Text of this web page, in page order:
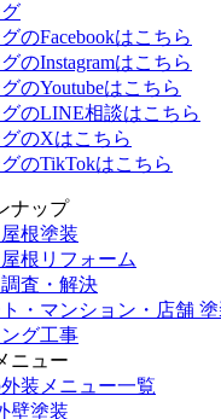
ナップ
根塗装
根リフォーム
査・解決
・マンション・店舗
グ工事
ニュー
装メニュー一覧
壁塗装